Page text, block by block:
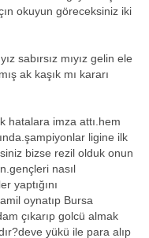
okuyun göreceksiniz iki
sabırsız mıyız gelin ele
ak kaşık mı kararı
hatalara imza attı.hem
ligine ilk
bizse rezil olduk onun
nasıl
yaptığını
oynatıp Bursa
çıkarıp golcü almak
yükü ile para alıp